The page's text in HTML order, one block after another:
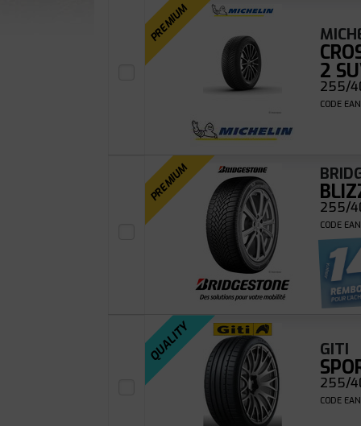
PREMIUM
2
255/
CODE
PREMIUM
255/
CODE
QUALITY GITI
255/
CODE